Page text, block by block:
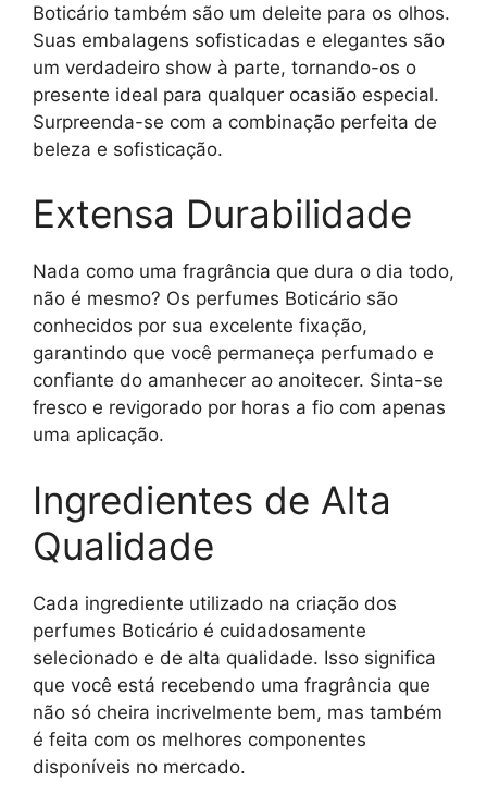
Boticário também são um deleite para os olhos.
Suas embalagens sofisticadas e elegantes são
um verdadeiro show à parte, tornando-os o
presente ideal para qualquer ocasião especial.
Surpreenda-se com a combinação perfeita de
beleza e sofisticação.
Extensa Durabilidade
Nada como uma fragrância que dura o dia todo,
não é mesmo? Os perfumes Boticário são
conhecidos por sua excelente fixação,
garantindo que você permaneça perfumado e
confiante do amanhecer ao anoitecer. Sinta-se
fresco e revigorado por horas a fio com apenas
uma aplicação.
Ingredientes de Alta
Qualidade
Cada ingrediente utilizado na criação dos
perfumes Boticário é cuidadosamente
selecionado e de alta qualidade. Isso significa
que você está recebendo uma fragrância que
não só cheira incrivelmente bem, mas também
é feita com os melhores componentes
disponíveis no mercado.